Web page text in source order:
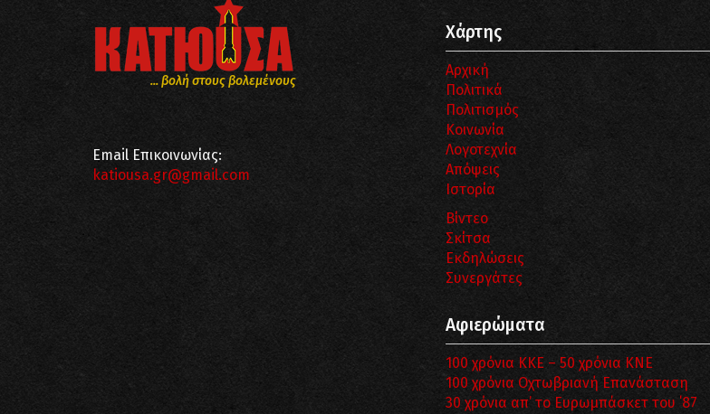
... βολή στους βολεμένους
Email Επικοινωνίας:
katiousa.gr@gmail.com
Χάρτης
Αρχική
Πολιτικά
Πολιτισμός
Κοινωνία
Λογοτεχνία
Απόψεις
Ιστορία
Βίντεο
Σκίτσα
Εκδηλώσεις
Συνεργάτες
Αφιερώματα
100 χρόνια ΚΚΕ – 50 χρόνια ΚΝΕ
100 χρόνια Οχτωβριανή Επανάσταση
30 χρόνια απ’ το Ευρωμπάσκετ του ΄87